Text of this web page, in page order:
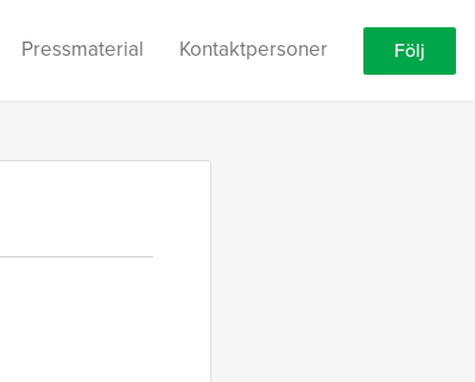
Pressmaterial Kontaktpersoner Följ